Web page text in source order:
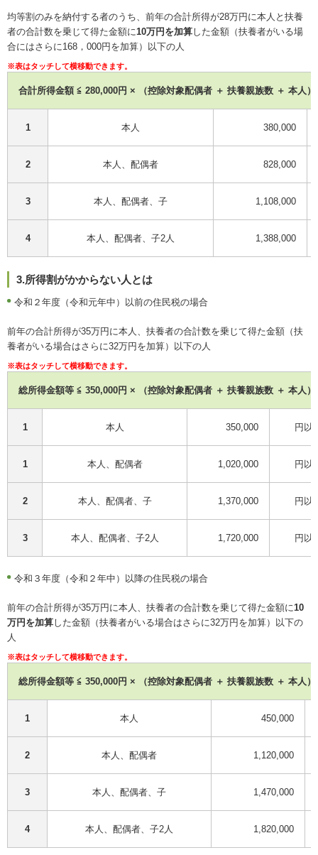
均等割のみを納付する者のうち、前年の合計所得が28万円に本人と扶養
者の合計数を乗じて得た金額に10万円を加算した金額（扶養者がいる場
合にはさらに168，000円を加算）以下の人
合計所得金額 ≦ 280,000円 × （控除対象配偶者 ＋ 扶養親族数 ＋ 本人
1 本人 380,000
2 本人、配偶者 828,000
3 本人、配偶者、子 1,108,000
4 本人、配偶者、子2人 1,388,000
3.所得割がかからない人とは
令和２年度（令和元年中）以前の住民税の場合
前年の合計所得が35万円に本人、扶養者の合計数を乗じて得た金額（扶
養者がいる場合はさらに32万円を加算）以下の人
総所得金額等 ≦ 350,000円 × （控除対象配偶者 ＋ 扶養親族数 ＋ 本人
1 本人 350,000 円以
1 本人、配偶者 1,020,000 円以
2 本人、配偶者、子 1,370,000 円以
3 本人、配偶者、子2人 1,720,000 円以
令和３年度（令和２年中）以降の住民税の場合
前年の合計所得が35万円に本人、扶養者の合計数を乗じて得た金額に10
万円を加算した金額（扶養者がいる場合はさらに32万円を加算）以下の
人
総所得金額等 ≦ 350,000円 × （控除対象配偶者 ＋ 扶養親族数 ＋ 本人
1 本人 450,000
2 本人、配偶者 1,120,000
3 本人、配偶者、子 1,470,000
4 本人、配偶者、子2人 1,820,000